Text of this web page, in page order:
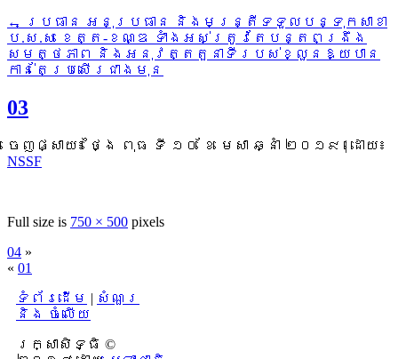
←
ប្រធាន អនុប្រធាន និងមន្រ្តីទទួលបន្ទុកសាខា
ប.ស.ស ខេត្ត-ខណ្ឌ ទាំងអស់ត្រូវតែបន្តពង្រឹង
សមត្ថភាព និងអនុវត្តតួនាទីរបស់ខ្លួនឱ្យបាន
កាន់តែប្រសើរជាងមុន
03
ចេញផ្សាយ៖ ថ្ងៃ ពុធ ទី ១០ ខែ មេសា ឆ្នាំ ២០១៩ | ដោយ៖
NSSF
Full size is 750 × 500 pixels
04 »
« 01
ទំព័រដើម | សំណួរ
និង ចំលើយ
រក្សាសិទ្ធិ ©